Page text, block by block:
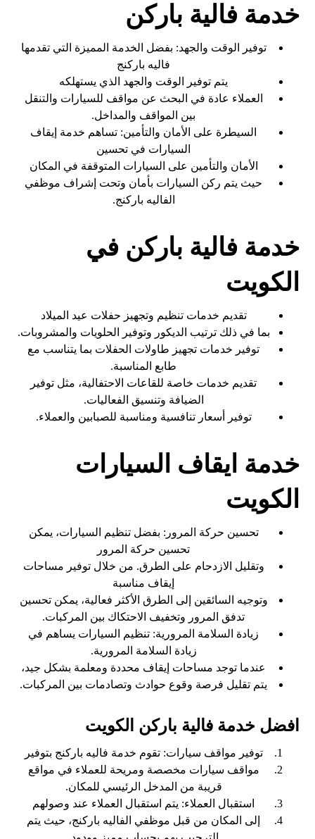
خدمة فالية باركن
توفير الوقت والجهد: بفضل الخدمة المميزة التي تقدمها
فاليه باركنج
يتم توفير الوقت والجهد الذي يستهلكه
العملاء عادة في البحث عن مواقف للسيارات والتنقل
بين المواقف والمداخل.
السيطرة على الأمان والتأمين: تساهم خدمة إيقاف
السيارات في تحسين
الأمان والتأمين على السيارات المتوقفة في المكان
حيث يتم ركن السيارات بأمان وتحت إشراف موظفي
الفاليه باركنج.
خدمة فالية باركن في
الكويت
تقديم خدمات تنظيم وتجهيز حفلات عيد الميلاد
بما في ذلك ترتيب الديكور وتوفير الحلويات والمشروبات.
توفير خدمات تجهيز طاولات الحفلات بما يتناسب مع
طابع المناسبة.
تقديم خدمات خاصة للقاعات الاحتفالية، مثل توفير
الضيافة وتنسيق الفعاليات.
توفير أسعار تنافسية ومناسبة للصبابين والعملاء.
خدمة ايقاف السيارات
الكويت
تحسين حركة المرور: بفضل تنظيم السيارات، يمكن
تحسين حركة المرور
وتقليل الازدحام على الطرق. من خلال توفير مساحات
إيقاف مناسبة
وتوجيه السائقين إلى الطرق الأكثر فعالية، يمكن تحسين
تدفق المرور وتخفيف الاحتكاك بين المركبات.
زيادة السلامة المرورية: تنظيم السيارات يساهم في
زيادة السلامة المرورية.
عندما توجد مساحات إيقاف محددة ومعلمة بشكل جيد،
يتم تقليل فرصة وقوع حوادث وتصادمات بين المركبات.
افضل خدمة فالية باركن الكويت
توفير مواقف سيارات: تقوم خدمة فاليه باركنج بتوفير
مواقف سيارات مخصصة ومريحة للعملاء في مواقع
قريبة من المدخل الرئيسي للمكان.
استقبال العملاء: يتم استقبال العملاء عند وصولهم
إلى المكان من قبل موظفي الفاليه باركنج، حيث يتم